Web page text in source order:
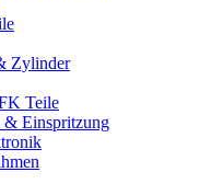
Zylinder
Teile
& Einspritzung